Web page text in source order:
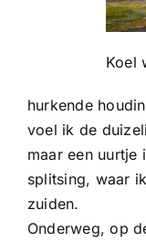
Koel
hurkende
voel ik de
maar een uurtje
splitsing, waar
zuiden.
Onderweg, op